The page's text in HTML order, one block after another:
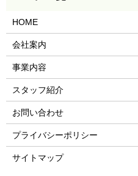
HOME
会社案内
事業内容
スタッフ紹介
お問い合わせ
プライバシーポリシー
サイトマップ